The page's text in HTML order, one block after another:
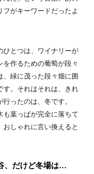
がキーワードだったよ
ひとつは、ワイナリーが
作るための葡萄が段々
緑に茂った段々畑に囲
す。それはそれは、きれ
ったのは、冬です。
も葉っぱが完全に落ちて
しゃれに言い換えると
、だけど冬場は…